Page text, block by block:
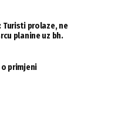
Turisti prolaze, ne
planine uz bh.
o primjeni